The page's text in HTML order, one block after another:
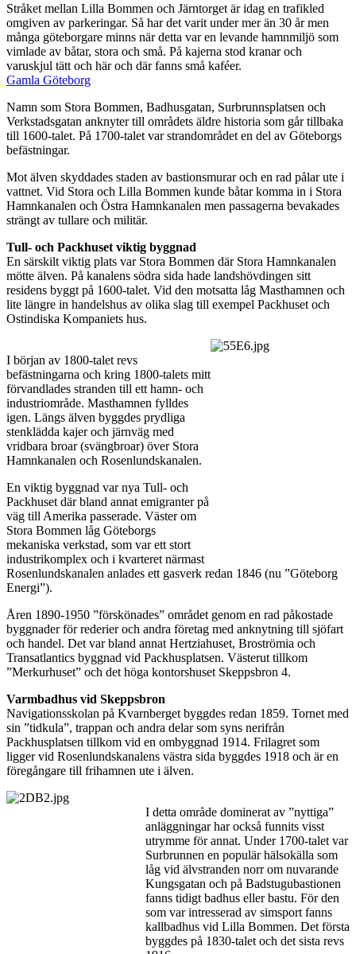
Stråket mellan Lilla Bommen och Järntorget är idag en trafikled
omgiven av parkeringar. Så har det varit under mer än 30 år men
många göteborgare minns när detta var en levande hamnmiljö som
vimlade av båtar, stora och små. På kajerna stod kranar och
varuskjul tätt och här och där fanns små kaféer.
Gamla Göteborg
Namn som Stora Bommen, Badhusgatan, Surbrunnsplatsen och
Verkstadsgatan anknyter till områdets äldre historia som går tillbaka
till 1600-talet. På 1700-talet var strandområdet en del av Göteborgs
befästningar.
Mot älven skyddades staden av bastionsmurar och en rad pålar ute i
vattnet. Vid Stora och Lilla Bommen kunde båtar komma in i Stora
Hamnkanalen och Östra Hamnkanalen men passagerna bevakades
strängt av tullare och militär.
Tull- och Packhuset viktig byggnad
En särskilt viktig plats var Stora Bommen där Stora Hamnkanalen
mötte älven. På kanalens södra sida hade landshövdingen sitt
residens byggt på 1600-talet. Vid den motsatta låg Masthamnen och
lite längre in handelshus av olika slag till exempel Packhuset och
Ostindiska Kompaniets hus.
I början av 1800-talet revs
befästningarna och kring 1800-talets mitt
förvandlades stranden till ett hamn- och
industriområde. Masthamnen fylldes
igen. Längs älven byggdes prydliga
stenklädda kajer och järnväg med
vridbara broar (svängbroar) över Stora
Hamnkanalen och Rosenlundskanalen.
En viktig byggnad var nya Tull- och
Packhuset där bland annat emigranter på
väg till Amerika passerade. Väster om
Stora Bommen låg Göteborgs
mekaniska verkstad, som var ett stort
industrikomplex och i kvarteret närmast
Rosenlundskanalen anlades ett gasverk redan 1846 (nu ”Göteborg
Energi”).
Åren 1890-1950 ”förskönades” området genom en rad påkostade
byggnader för rederier och andra företag med anknytning till sjöfart
och handel. Det var bland annat Hertziahuset, Broströmia och
Transatlantics byggnad vid Packhusplatsen. Västerut tillkom
”Merkurhuset” och det höga kontorshuset Skeppsbron 4.
Varmbadhus vid Skeppsbron
Navigationsskolan på Kvarnberget byggdes redan 1859. Tornet med
sin ”tidkula”, trappan och andra delar som syns nerifrån
Packhusplatsen tillkom vid en ombyggnad 1914. Frilagret som
ligger vid Rosenlundskanalens västra sida byggdes 1918 och är en
föregångare till frihamnen ute i älven.
I detta område dominerat av ”nyttiga”
anläggningar har också funnits visst
utrymme för annat. Under 1700-talet var
Surbrunnen en populär hälsokälla som
låg vid älvstranden norr om nuvarande
Kungsgatan och på Badstugubastionen
fanns tidigt badhus eller bastu. För den
som var intresserad av simsport fanns
kallbadhus vid Lilla Bommen. Det första
byggdes på 1830-talet och det sista revs